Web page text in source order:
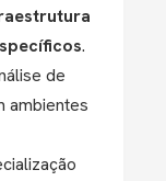
.
de
ambientes